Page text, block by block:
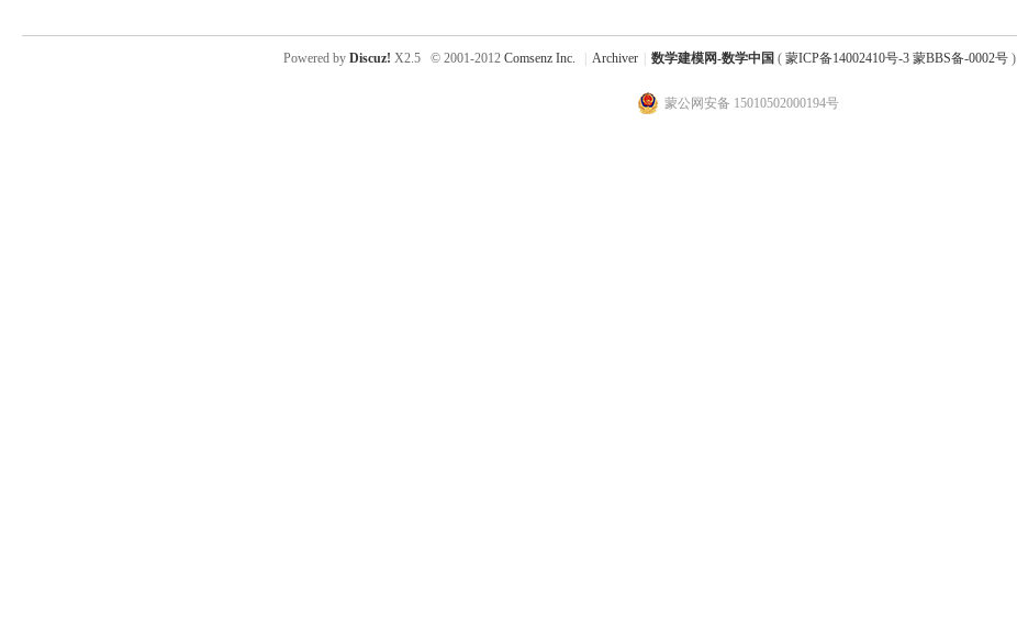
Powered by Discuz! X2.5 © 2001-2012 Comsenz Inc. Archiver 数学建模网-数学中国 ( 蒙ICP备14002410号-3 蒙BBS备-0002号)
蒙公网安备 15010502000194号